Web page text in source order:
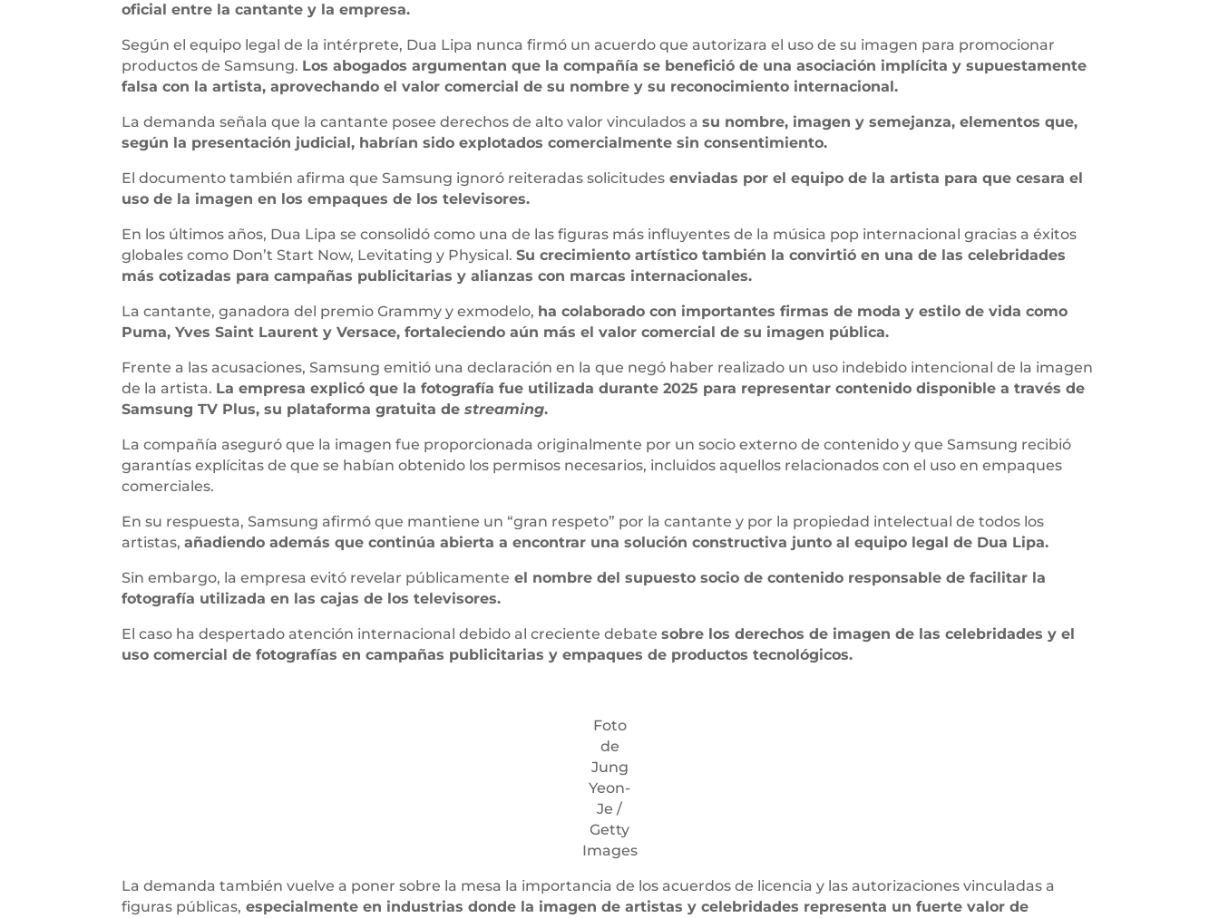
oficial entre la cantante y la empresa.
Según el equipo legal de la intérprete, Dua Lipa nunca firmó un acuerdo que autorizara el uso de su imagen para promocionar
productos de Samsung. Los abogados argumentan que la compañía se benefició de una asociación implícita y supuestamente
falsa con la artista, aprovechando el valor comercial de su nombre y su reconocimiento internacional.
La demanda señala que la cantante posee derechos de alto valor vinculados asu nombre, imagen y semejanza, elementos que,
según la presentación judicial, habrían sido explotados comercialmente sin consentimiento.
El documento también afirma que Samsung ignoró reiteradas solicitudes enviadas por el equipo de la artista para que cesara el
uso de la imagen en los empaques de los televisores.
En los últimos años, Dua Lipa se consolidó como una de las figuras más influyentes de la música pop internacional gracias a éxitos
globales como Don’t Start Now, Levitating y Physical.Su crecimiento artístico también la convirtió en una de las celebridades
más cotizadas para campañas publicitarias y alianzas con marcas internacionales.
La cantante, ganadora del premio Grammy y exmodelo, ha colaborado con importantes firmas de moda y estilo de vida como
Puma, Yves Saint Laurent y Versace, fortaleciendo aún más el valor comercial de su imagen pública.
Frente a las acusaciones, Samsung emitió una declaración en la que negó haber realizado un uso indebido intencional de la imagen
de la artista. La empresa explicó que la fotografía fue utilizada durante 2025 para representar contenido disponible a través de
Samsung TV Plus, su plataforma gratuita destreaming.
La compañía aseguró que la imagen fue proporcionada originalmente por un socio externo de contenido y que Samsung recibió
garantías explícitas de que se habían obtenido los permisos necesarios, incluidos aquellos relacionados con el uso en empaques
comerciales.
En su respuesta, Samsung afirmó que mantiene un “gran respeto” por la cantante y por la propiedad intelectual de todos los
artistas,añadiendo además que continúa abierta a encontrar una solución constructiva junto al equipo legal de Dua Lipa.
Sin embargo, la empresa evitó revelar públicamente el nombre del supuesto socio de contenido responsable de facilitar la
fotografía utilizada en las cajas de los televisores.
El caso ha despertado atención internacional debido al creciente debatesobre los derechos de imagen de las celebridades y el
uso comercial de fotografías en campañas publicitarias y empaques de productos tecnológicos.
Foto
de
Jung
Yeon-
Je /
Getty
Images
La demanda también vuelve a poner sobre la mesa la importancia de los acuerdos de licencia y las autorizaciones vinculadas a
figuras públicas, especialmente en industrias donde la imagen de artistas y celebridades representa un fuerte valor de